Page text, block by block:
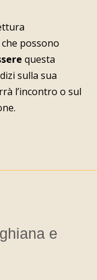
che possono
questa
sulla sua
l’incontro o sul
e